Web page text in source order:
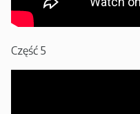
Część 5